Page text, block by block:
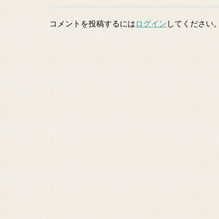
コメントを投稿するには ログイン してください